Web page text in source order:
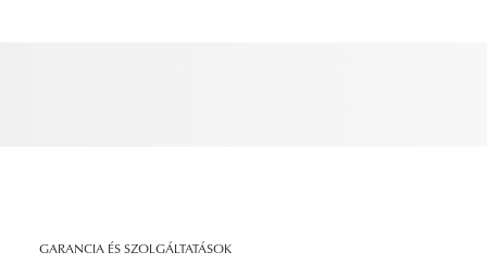
GARANCIA ÉS SZOLGÁLTATÁSOK